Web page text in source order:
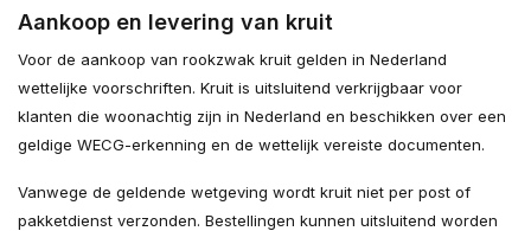
Aankoop en levering van kruit
Voor de aankoop van rookzwak kruit gelden in Nederland
wettelijke voorschriften. Kruit is uitsluitend verkrijgbaar voor
klanten die woonachtig zijn in Nederland en beschikken over een
geldige WECG-erkenning en de wettelijk vereiste documenten.
Vanwege de geldende wetgeving wordt kruit niet per post of
pakketdienst verzonden. Bestellingen kunnen uitsluitend worden